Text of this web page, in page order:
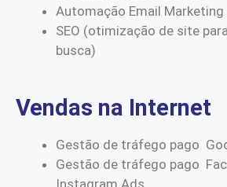
Automação Email Marketing
SEO (otimização de site
busca)
Vendas na Internet
Gestão de tráfego pago
Gestão de tráfego pago
Instagram Ads